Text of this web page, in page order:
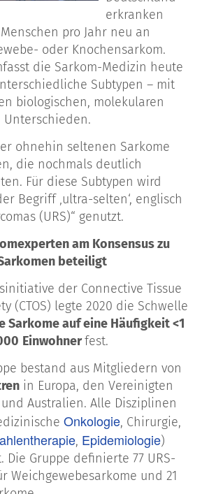
erkranken
pro Jahr neu an
oder Knochensarkom.
die Sarkom-Medizin heute
Subtypen – mit
biologischen, molekularen
ohnehin seltenen Sarkome
die nochmals deutlich
Für diese Subtypen wird
Begriff ‚ultra-selten‘, englisch
(URS)“ genutzt.
am Konsensus zu
beteiligt
der Connective Tissue
(CTOS) legte 2020 die Schwelle
Sarkome auf eine Häufigkeit <1
Einwohnerfest.
bestand aus Mitgliedern von
in Europa, den Vereinigten
Australien. Alle Disziplinen
Onkologie, Chirurgie,
, Epidemiologie)
Gruppe definierte 77 URS-
Weichgewebesarkome und 21